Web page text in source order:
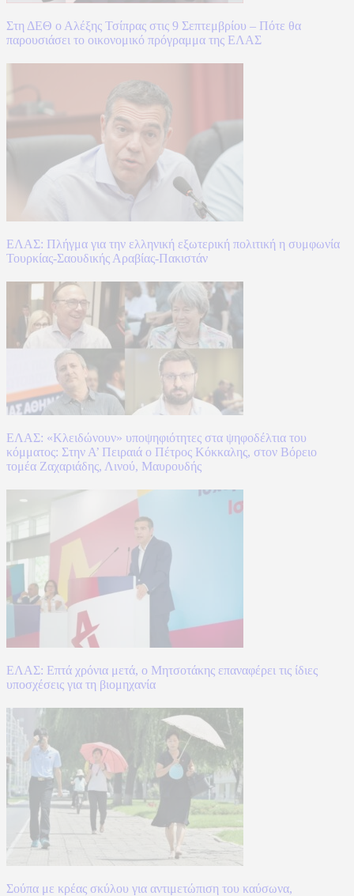
Στη ΔΕΘ ο Αλέξης Τσίπρας στις 9 Σεπτεμβρίου – Πότε θα
παρουσιάσει το οικονομικό πρόγραμμα της ΕΛΑΣ
ΕΛΑΣ: Πλήγμα για την ελληνική εξωτερική πολιτική η συμφωνία
Τουρκίας-Σαουδικής Αραβίας-Πακιστάν
ΕΛΑΣ: «Κλειδώνουν» υποψηφιότητες στα ψηφοδέλτια του
κόμματος: Στην Α’ Πειραιά ο Πέτρος Κόκκαλης, στον Βόρειο
τομέα Ζαχαριάδης, Λινού, Μαυρουδής
ΕΛΑΣ: Επτά χρόνια μετά, ο Μητσοτάκης επαναφέρει τις ίδιες
υποσχέσεις για τη βιομηχανία
Σούπα με κρέας σκύλου για αντιμετώπιση του καύσωνα,